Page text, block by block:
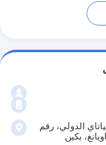
الدولي، رقم